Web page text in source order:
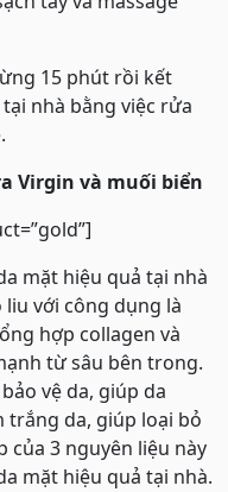
15 phút rồi kết
nhà bằng việc rửa
Virgin và muối biển
mặt hiệu quả tại nhà
với công dụng là
hợp collagen và
từ sâu bên trong.
vệ da, giúp da
trắng da, giúp loại bỏ
của 3 nguyên liệu này
mặt hiệu quả tại nhà.